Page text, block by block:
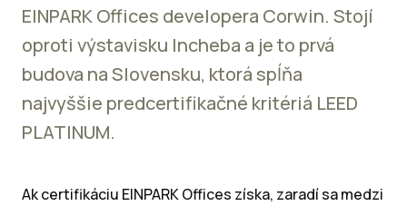
EINPARK Offices developera Corwin. Stojí
oproti výstavisku Incheba a je to prvá
budova na Slovensku, ktorá spĺňa
najvyššie predcertifikačné kritériá LEED
PLATINUM.
Ak certifikáciu EINPARK Offices získa, zaradí sa medzi